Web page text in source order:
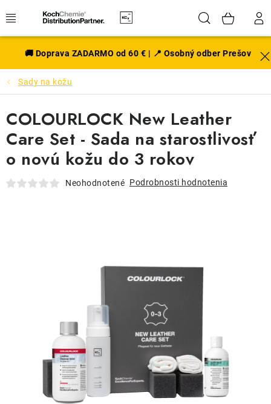
na
Hľadať
EXTERIÉR
DISKY A PNEU
INTERIÉR
PRÍSLUŠENSTVO
VÔNE DO AUTA
DARČEKOVÉ POUKAZY
ČISTENIE A ÚDRŽBA LODÍ
🚚 Doprava ZADARMO od 60 € | 📍 Osobný odber Prešov
Sady na kožu
COLOURLOCK New Leather
Care Set - Sada na starostlivosť
o novú kožu do 3 rokov
Neohodnotené Podrobnosti hodnotenia